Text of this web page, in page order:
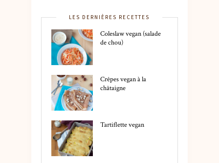
LES DERNIÈRES RECETTES
Coleslaw vegan (salade
de chou)
Crêpes vegan à la
châtaigne
Tartiflette vegan